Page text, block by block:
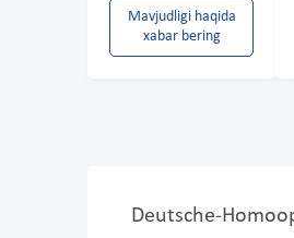
Mavjudligi haqida
xabar bering
Deutsche-